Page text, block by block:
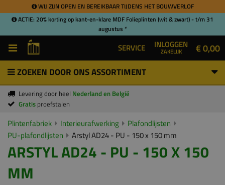
WIJ ZIJN OPEN EN BEREIKBAAR TIJDENS HET BOUWVERLOF
ACTIE: 20% korting op kant-en-klare MDF Folieplinten (wit & zwart) - t/m 31
augustus *
SERVICE INLOGGEN
ZAKELIJK € 0,00
ZOEKEN DOOR ONS ASSORTIMENT
Levering door heel Nederland en België
Gratis proefstalen
Plintenfabriek Interieurafwerking
Plafondlijsten
PU-plafondlijsten
Arstyl AD24 - PU - 150 x 150 mm
ARSTYL AD24 - PU - 150 X 150
MM